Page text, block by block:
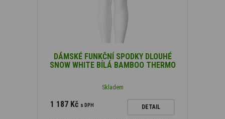
DÁMSKÉ FUNKČNÍ SPODKY DLOUHÉ
SNOW WHITE BÍLÁ BAMBOO THERMO
Skladem
1 187 Kč s DPH DETAIL